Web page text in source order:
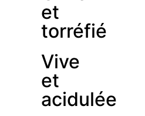
et
torréfié
Vive
et
acidulée